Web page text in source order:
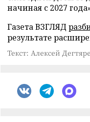
начиная с 2027
Газета ВЗГЛЯД
результате
Текст: Алексей